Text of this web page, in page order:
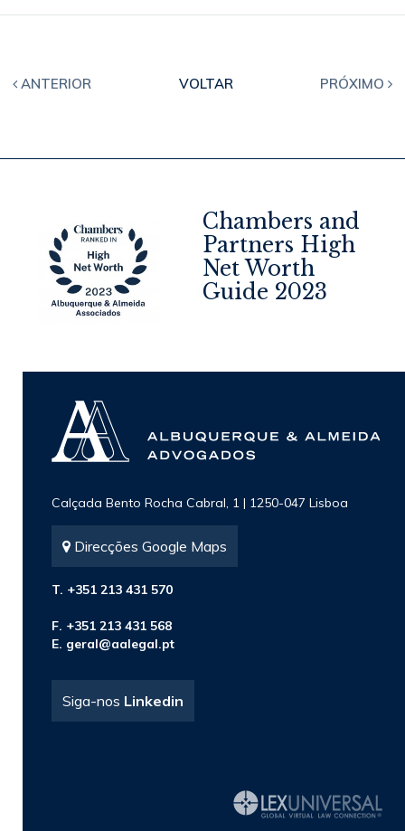
ANTERIOR VOLTAR PRÓXIMO
Chambers and
Partners High
Net Worth
Guide 2023
Calçada Bento Rocha Cabral, 1 | 1250-047 Lisboa
Direcções Google Maps
T. +351 213 431 570
F. +351 213 431 568
E. geral@aalegal.pt
Siga-nos Linkedin